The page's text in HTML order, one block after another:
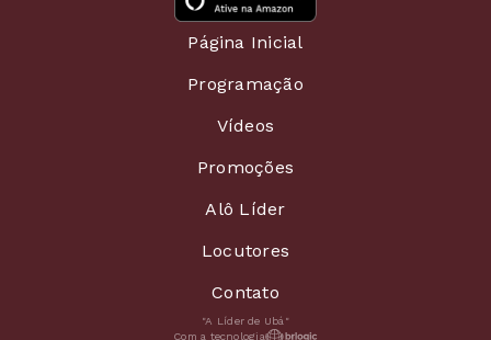
Página Inicial
Programação
Vídeos
Promoções
Alô Líder
Locutores
Contato
"A Líder de Ubá"
Com a tecnologia